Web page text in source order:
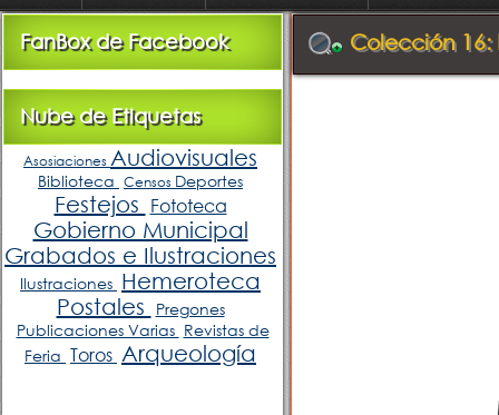
FanBox de Facebook
Nube de Etiquetas
Asosiaciones Audiovisuales
Biblioteca Censos Deportes
Festejos Fototeca
Gobierno Municipal
Grabados e Ilustraciones
Ilustraciones Hemeroteca
Postales
Pregones
Publicaciones Varias Revistas de
Feria Toros Arqueología
Colección 16: